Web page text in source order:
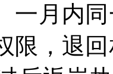
一月内
限，退